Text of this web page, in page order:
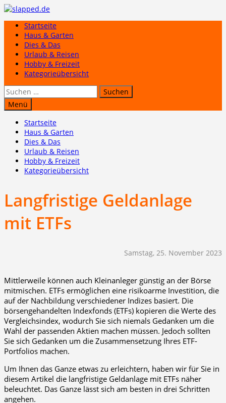
Zum
springenStartseite
Haus & Garten
Dies & Das
Urlaub & Reisen
Hobby & Freizeit
Kategorieübersicht
Suchen
nach:
Menü
Startseite
Haus & Garten
Dies & Das
Urlaub & Reisen
Hobby & Freizeit
Kategorieübersicht
Langfristige Geldanlage
mit ETFs
Samstag, 25. November 2023
Mittlerweile können auch Kleinanleger günstig an der Börse
mitmischen. ETFs ermöglichen eine risikoarme Investition, die
auf der Nachbildung verschiedener Indizes basiert. Die
börsengehandelten Indexfonds (ETFs) kopieren die Werte des
Vergleichsindex, wodurch Sie sich niemals Gedanken um die
Wahl der passenden Aktien machen müssen. Jedoch sollten
Sie sich Gedanken um die Zusammensetzung Ihres ETF-
Portfolios machen.
Um Ihnen das Ganze etwas zu erleichtern, haben wir für Sie in
diesem Artikel die langfristige Geldanlage mit ETFs näher
beleuchtet. Das Ganze lässt sich am besten in drei Schritten
angehen.